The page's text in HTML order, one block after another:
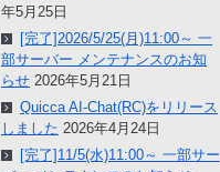
年5月25日
[完了]2026/5/25(月)11:00～ 一
部サーバー メンテナンスのお知
らせ 2026年5月21日
Quicca AI-Chat(RC)をリリース
しました 2026年4月24日
[完了]11/5(水)11:00～ 一部サー